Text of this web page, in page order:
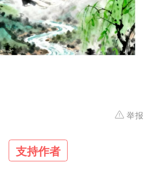
举报
支持作者